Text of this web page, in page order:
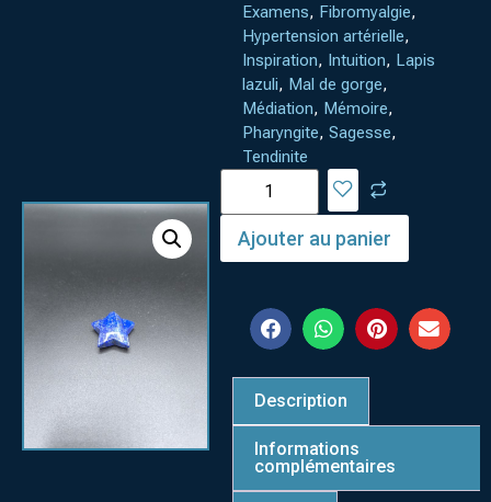
Examens, Fibromyalgie,
Hypertension artérielle,
Inspiration, Intuition, Lapis
lazuli, Mal de gorge,
Médiation, Mémoire,
Pharyngite, Sagesse,
Tendinite
Ajouter au panier
Description
Informations
complémentaires